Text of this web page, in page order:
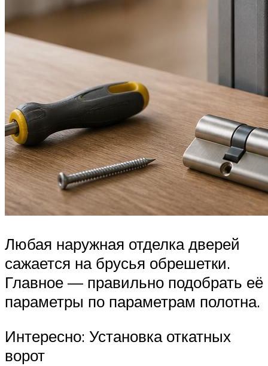
Любая наружная отделка дверей
сажается на брусья обрешетки.
Главное — правильно подобрать её
параметры по параметрам полотна.
Интересно: Установка откатных
ворот